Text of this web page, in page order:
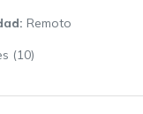
Remoto
(10)